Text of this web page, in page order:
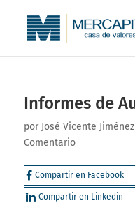
Informes de
por José Vicente Jiménez
Comentario
Compartir en Facebook
Compartir en Linkedin